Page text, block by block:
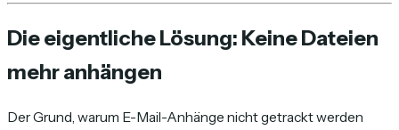
Die eigentliche Lösung: Keine Dateien
mehr anhängen
Der Grund, warum E-Mail-Anhänge nicht getrackt werden